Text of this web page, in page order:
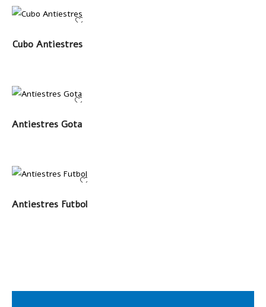
LEER MÁS
Cubo Antiestres
LEER MÁS
Antiestres Gota
LEER MÁS
Antiestres Futbol